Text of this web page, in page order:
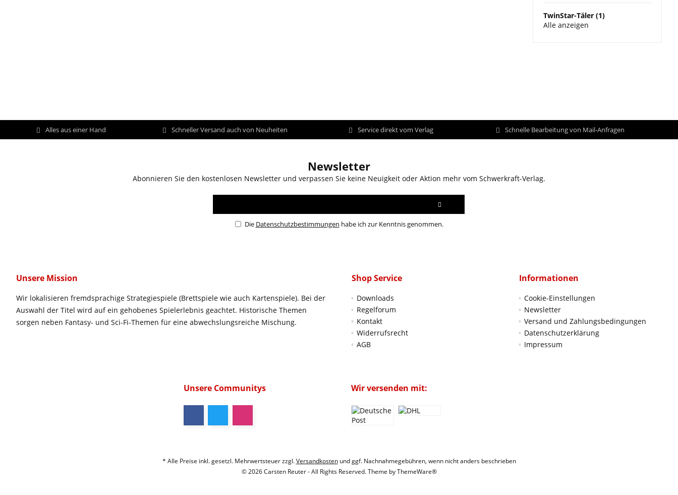
TwinStar-Täler (1)
Alle anzeigen
Alles aus einer Hand Schneller Versand auch von Neuheiten Service direkt vom Verlag Schnelle Bearbeitung von Mail-Anfragen
Newsletter
Abonnieren Sie den kostenlosen Newsletter und verpassen Sie keine Neuigkeit oder Aktion mehr vom Schwerkraft-Verlag.
Die Datenschutzbestimmungen habe ich zur Kenntnis genommen.
Unsere Mission
Wir lokalisieren fremdsprachige Strategiespiele (Brettspiele wie auch Kartenspiele). Bei der
Auswahl der Titel wird auf ein gehobenes Spielerlebnis geachtet. Historische Themen
sorgen neben Fantasy- und Sci-Fi-Themen für eine abwechslungsreiche Mischung.
Shop Service
Downloads
Regelforum
Kontakt
Widerrufsrecht
AGB
Informationen
Cookie-Einstellungen
Newsletter
Versand und Zahlungsbedingungen
Datenschutzerklärung
Impressum
Unsere Communitys Wir versenden mit:
* Alle Preise inkl. gesetzl. Mehrwertsteuer zzgl.Versandkostenund ggf. Nachnahmegebühren, wenn nicht anders beschrieben
© 2026 Carsten Reuter - All Rights Reserved. Theme byThemeWare®